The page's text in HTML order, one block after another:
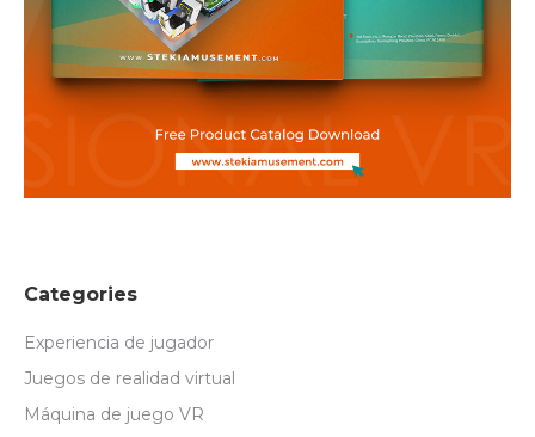
Categories
Experiencia de jugador
Juegos de realidad virtual
Máquina de juego VR